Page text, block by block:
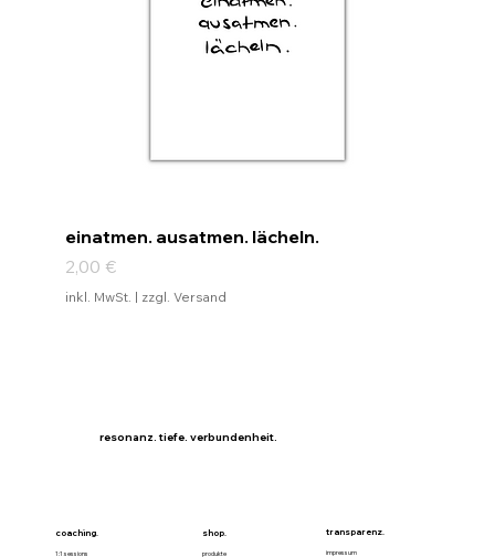
einatmen. ausatmen. lächeln.
Preis
2,00 €
inkl. MwSt. | zzgl. Versand
resonanz. tiefe. verbundenheit.
coaching.
1:1 sessions
shop.
produkte
transparenz.
impressum